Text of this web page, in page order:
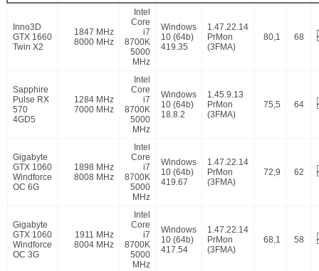
Inno3D
GTX 1660
Twin X2
1847 MHz
8000 MHz
Intel
Core
i7
8700K
5000
MHz
Windows
10 (64b)
419.35
1.47.22.14
PrMon
(3FMA)
80,1 68
Sapphire
Pulse RX
570
4GD5
1284 MHz
7000 MHz
Intel
Core
i7
8700K
5000
MHz
Windows
10 (64b)
18.8.2
1.45.9.13
PrMon
(3FMA)
75,5 64
Gigabyte
GTX 1060
Windforce
OC 6G
1898 MHz
8008 MHz
Intel
Core
i7
8700K
5000
MHz
Windows
10 (64b)
419.67
1.47.22.14
PrMon
(3FMA)
72,9 62
Gigabyte
GTX 1060
Windforce
OC 3G
1911 MHz
8004 MHz
Intel
Core
i7
8700K
5000
MHz
Windows
10 (64b)
417.54
1.47.22.14
PrMon
(3FMA)
68,1 58